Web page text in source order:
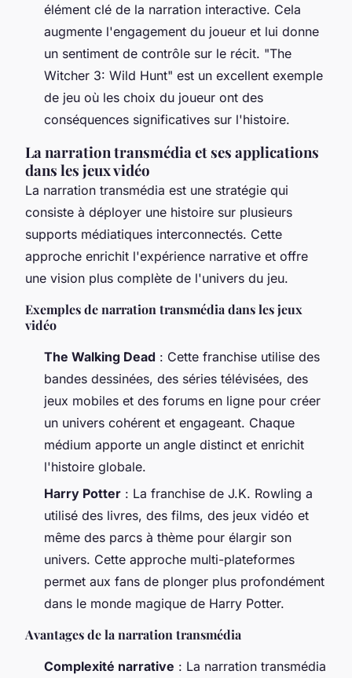
élément clé de la narration interactive. Cela
augmente l'engagement du joueur et lui donne
un sentiment de contrôle sur le récit. "The
Witcher 3: Wild Hunt" est un excellent exemple
de jeu où les choix du joueur ont des
conséquences significatives sur l'histoire.
La narration transmédia et ses applications
dans les jeux vidéo
La narration transmédia est une stratégie qui
consiste à déployer une histoire sur plusieurs
supports médiatiques interconnectés. Cette
approche enrichit l'expérience narrative et offre
une vision plus complète de l'univers du jeu.
Exemples de narration transmédia dans les jeux
vidéo
The Walking Dead : Cette franchise utilise des
bandes dessinées, des séries télévisées, des
jeux mobiles et des forums en ligne pour créer
un univers cohérent et engageant. Chaque
médium apporte un angle distinct et enrichit
l'histoire globale.
Harry Potter : La franchise de J.K. Rowling a
utilisé des livres, des films, des jeux vidéo et
même des parcs à thème pour élargir son
univers. Cette approche multi-plateformes
permet aux fans de plonger plus profondément
dans le monde magique de Harry Potter.
Avantages de la narration transmédia
Complexité narrative : La narration transmédia